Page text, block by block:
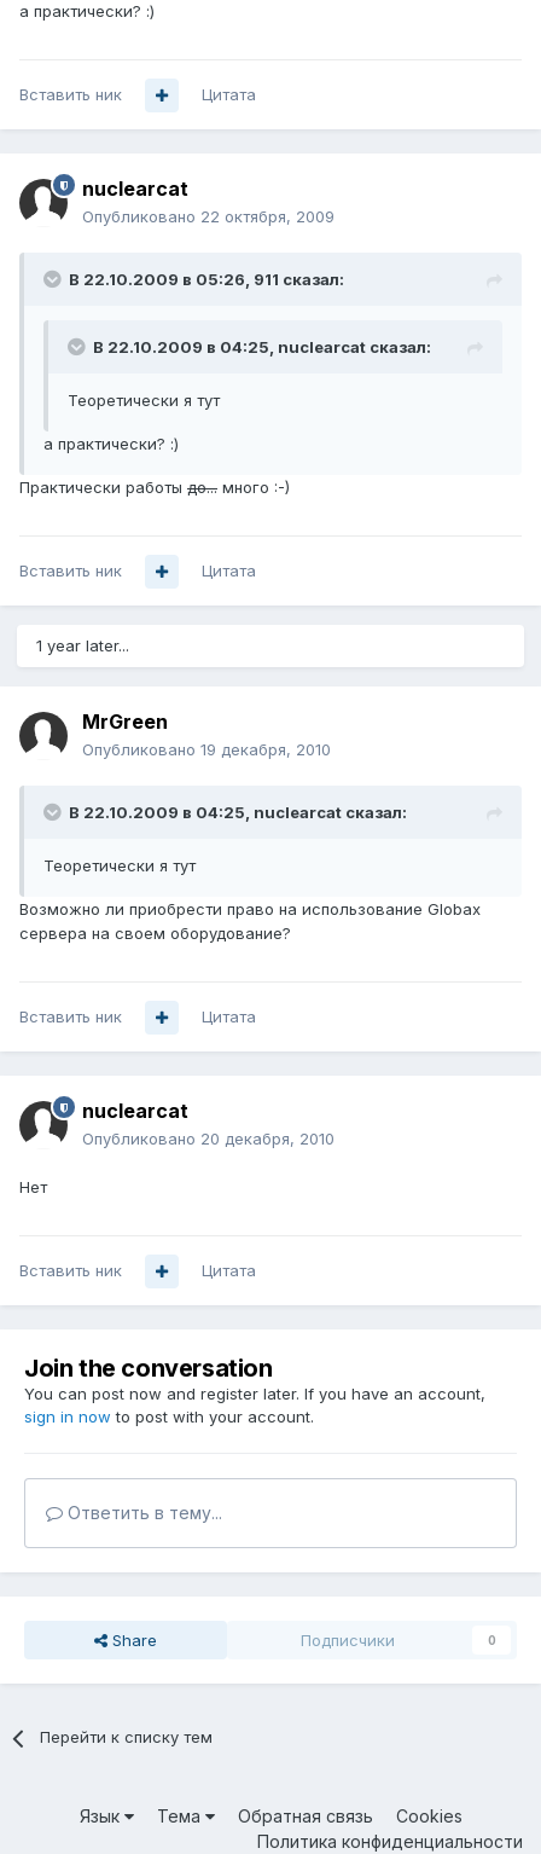
а практически? :)
Вставить ник Цитата
nuclearcat
Опубликовано 22 октября, 2009
В 22.10.2009 в 05:26, 911 сказал:
В 22.10.2009 в 04:25, nuclearcat сказал:
Теоретически я тут
а практически? :)
Практически работы до... много :-)
Вставить ник Цитата
1 year later...
MrGreen
Опубликовано 19 декабря, 2010
В 22.10.2009 в 04:25, nuclearcat сказал:
Теоретически я тут
Возможно ли приобрести право на использование Globax
сервера на своем оборудование?
Вставить ник Цитата
nuclearcat
Опубликовано 20 декабря, 2010
Нет
Вставить ник Цитата
Join the conversation
You can post now and register later. If you have an account,
sign in now to post with your account.
Ответить в тему...
Share Подписчики 0
Перейти к списку тем
Язык Тема Обратная связь
Cookies
Политика конфиденциальности